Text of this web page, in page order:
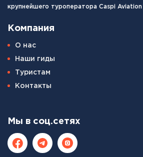
крупнейшего туроператора Caspi Aviation
Компания
О нас
Наши гиды
Туристам
Контакты
Мы в соц.сетях